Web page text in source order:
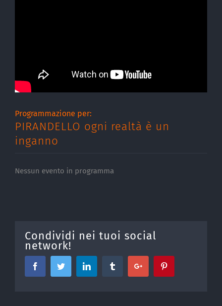
Programmazione per:
PIRANDELLO ogni realtà è un
inganno
Nessun evento in programma
Condividi nei tuoi social
network!
FacebookTwitter Linkedin Tumblr Google+